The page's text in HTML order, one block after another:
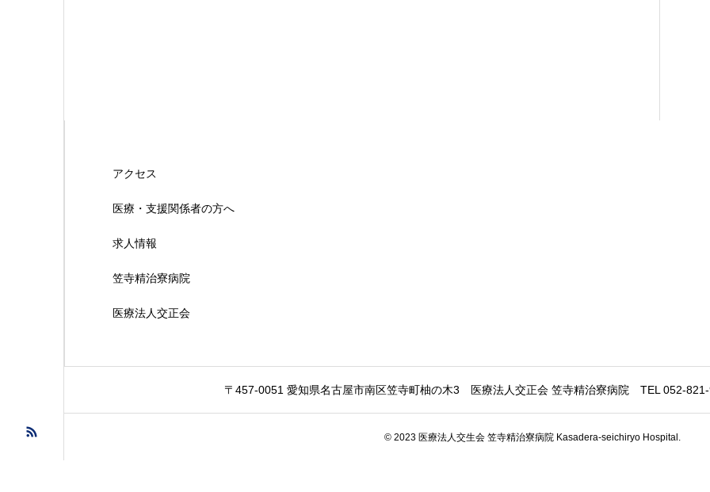
アクセス
医療・支援関係者の方へ
求人情報
笠寺精治寮病院
医療法人交正会
〒457-0051 愛知県名古屋市南区笠寺町柚の木3 医療法人交正会 笠寺精治寮病院 TEL 052-
© 2023 医療法人交生会 笠寺精治寮病院 Kasadera-seichiryo Hospital.